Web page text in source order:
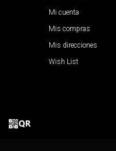
Mi cuenta
Mis compras
Mis direcciones
Wish List